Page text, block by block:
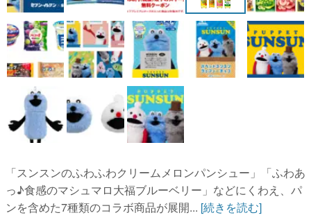
「スンスンのふわふわクリームメロンパンシュー」「ふわあ
っ♪食感のマシュマロ大福ブルーベリー」などにくわえ、パ
ンを含めた7種類のコラボ商品が展開... [続きを読む]